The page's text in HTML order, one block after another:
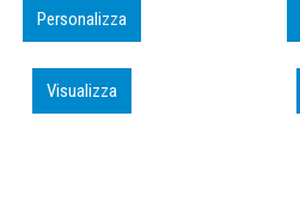
Personalizza
Visualizza